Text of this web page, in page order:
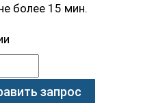
более 15 мин.
запрос